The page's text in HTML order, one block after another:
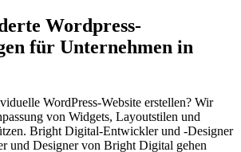
Wordpress-
für Unternehmen in
WordPress-Website erstellen? Wir
von Widgets, Layoutstilen und
Bright Digital-Entwickler und -Designer
und Designer von Bright Digital gehen